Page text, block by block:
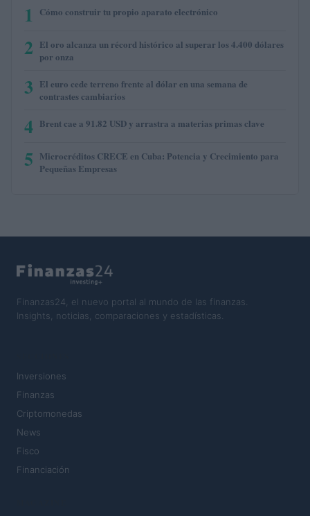
1 Cómo construir tu propio aparato electrónico
2 El oro alcanza un récord histórico al superar los 4.400 dólares
por onza
3 El euro cede terreno frente al dólar en una semana de
contrastes cambiarios
4 Brent cae a 91.82 USD y arrastra a materias primas clave
5 Microcréditos CRECE en Cuba: Potencia y Crecimiento para
Pequeñas Empresas
Finanzas24, el nuevo portal al mundo de las finanzas.
Insights, noticias, comparaciones y estadísticas.
Inversiones
Finanzas
Criptomonedas
News
Fisco
Financiación